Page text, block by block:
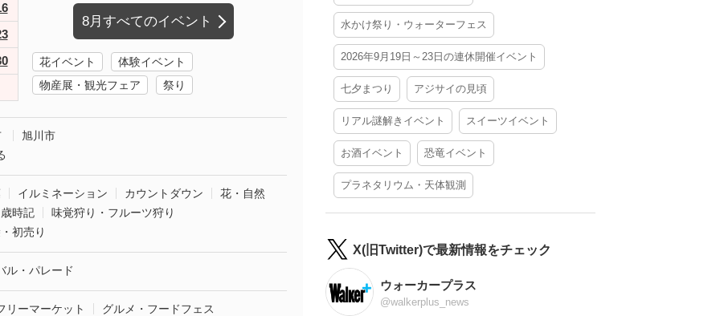
8月すべてのイベント
花イベント
体験イベント
物産展・観光フェア
祭り
旭川市
イルミネーション カウントダウン
花・自然
時記
味覚狩り・フルーツ狩り
初売り
ル・パレード
リーマーケット
グルメ・フードフェス
水かけ祭り・ウォーターフェス
2026年9月19日～23日の連休開催イベント
七夕まつり アジサイの見頃
リアル謎解きイベント スイーツイベント
お酒イベント 恐竜イベント
プラネタリウム・天体観測
X(旧Twitter)で最新情報をチェック
ウォーカープラス
@walkerplus_news